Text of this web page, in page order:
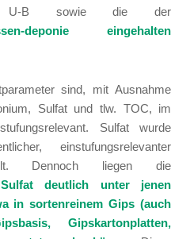
B sowie die der
deponie eingehalten
sind, mit Ausnahme
Sulfat und tlw. TOC, im
Sulfat wurde
einstufungsrelevanter
Dennoch liegen die
deutlich unter jenen
in sortenreinem Gips (auch
Gipskartonplatten,